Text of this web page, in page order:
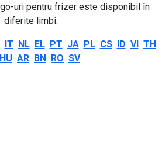
uri pentru frizer este disponibil în
diferite limbi:
IT NL EL PT JA PL CS ID VI TH
HU AR BN RO SV